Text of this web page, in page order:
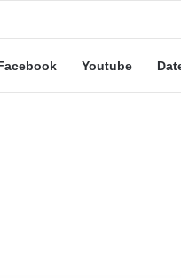
oder echte Vorteile?
Youtube